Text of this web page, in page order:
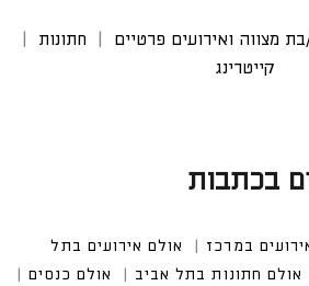
מצווה ואירועים פרטיים
חתונות
קייטרינג
בכתבות
במרכז
אולם אירועים בתל
אולם חתונות בתל אביב
אולם כנסים